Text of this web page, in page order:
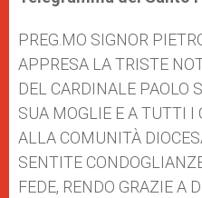
PREG.MO SIGNOR
APPRESA LA TRISTE
DEL CARDINALE PAOLO
SUA MOGLIE E A TUTTI I
ALLA COMUNITÀ
SENTITE
FEDE, RENDO GRAZIE A